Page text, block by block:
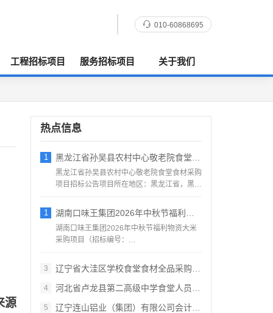
010-60868695
工程招标项目 服务招标项目 关于我们
源
热点信息
1 黑龙江省孙吴县农村中心敬老院食堂食材采购
黑龙江省孙吴县农村中心敬老院食堂食材采购
项目招标公告项目所在地区：黑龙江省，黑河
1 湖南口味王集团2026年中秋节福利物资大
湖南口味王集团2026年中秋节福利物资大米
采购项目（招标编号：
3
辽宁省大洼区学校食堂食材全品采购配送服务
4 河北省卢龙县第二高级中学食堂人员管理服务
5 辽宁连山铝业（集团）有限公司会计外包服务